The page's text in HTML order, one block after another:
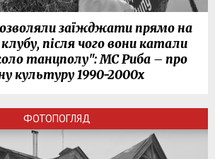
заїжджати прямо на
після чого вони катали
танцполу": МС Риба – про
культуру 1990-2000х
ФОТОПОГЛЯД